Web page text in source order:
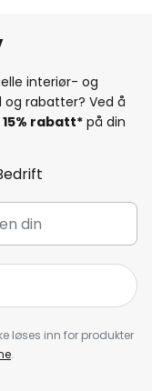
interiør- og
og rabatter? Ved å
15% rabatt* på din
løses inn for produkter
.